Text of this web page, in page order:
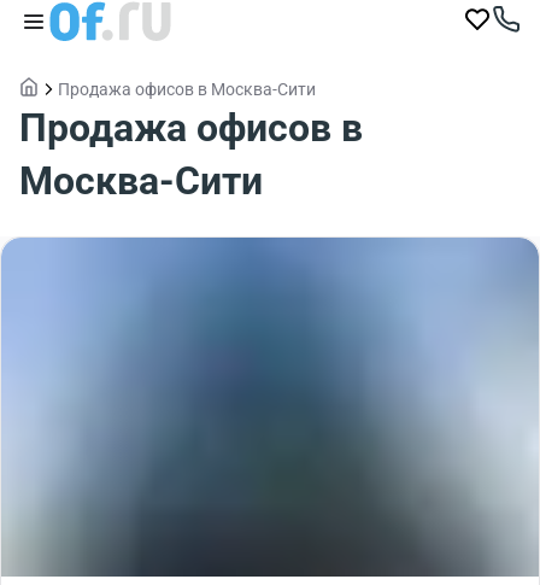
Продажа офисов в Москва-Cити
Продажа офисов в
Москва-Cити